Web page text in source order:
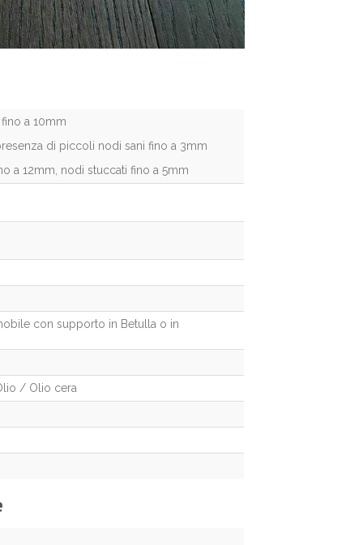
a 10mm
di piccoli nodi sani fino a 3mm
a 12mm, nodi stuccati fino a 5mm
con supporto in Betulla o in
/ Olio cera